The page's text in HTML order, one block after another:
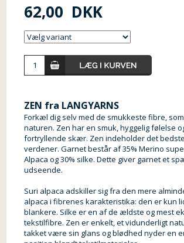
62,00 DKK
ZEN fra LANGYARNS
Forkæl dig selv med de smukkeste fibre,
naturen. Zen har en smuk, hyggelig følelse
fortryllende skær. Zen indeholder det
verdener. Garnet består af 35% Merino
Alpaca og 30% silke. Dette giver garnet et
udseende.
Suri alpaca adskiller sig fra den mere
alpaca i fibrenes karakteristika: den er kun
blankere. Silke er en af ​​de ældste og mest
tekstilfibre. Zen er enkelt, et vidunderligt
takket være sin glans og blødhed nyder en